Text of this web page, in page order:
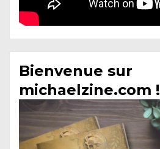
Bienvenue sur
michaelzine.com !